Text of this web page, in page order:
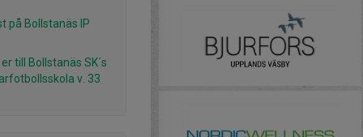
på Bollstanäs IP
till Bollstanäs SK´s
v. 33